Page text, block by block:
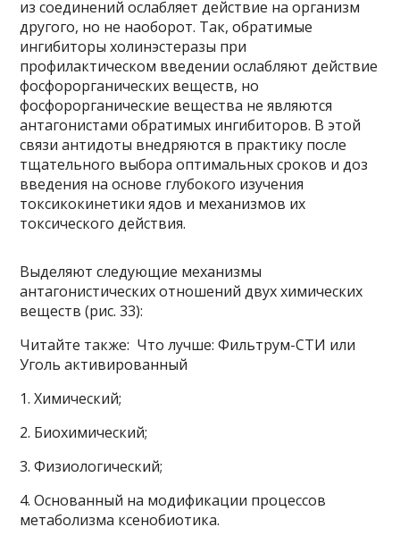
из соединений ослабляет действие на организм
другого, но не наоборот. Так, обратимые
ингибиторы холинэстеразы при
профилактическом введении ослабляют действие
фосфорорганических веществ, но
фосфорорганические вещества не являются
антагонистами обратимых ингибиторов. В этой
связи антидоты внедряются в практику после
тщательного выбора оптимальных сроков и доз
введения на основе глубокого изучения
токсикокинетики ядов и механизмов их
токсического действия.
Выделяют следующие механизмы
антагонистических отношений двух химических
веществ (рис. 33):
Читайте также: Что лучше: Фильтрум-СТИ или
Уголь активированный
1. Химический;
2. Биохимический;
3. Физиологический;
4. Основанный на модификации процессов
метаболизма ксенобиотика.